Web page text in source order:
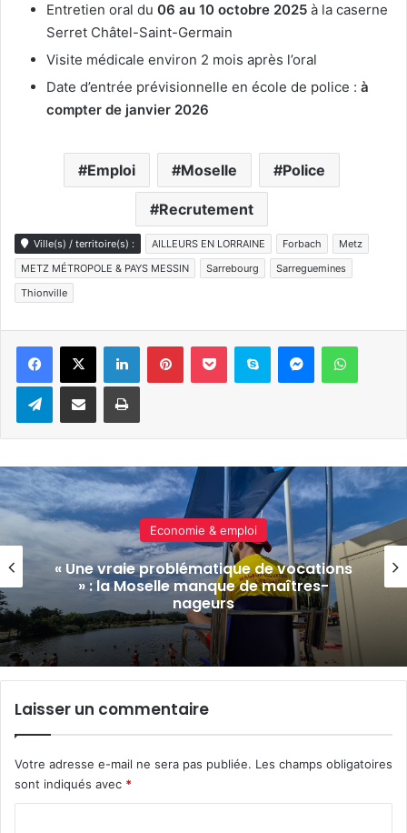
Entretien oral du 06 au 10 octobre 2025 à la caserne
Serret Châtel-Saint-Germain
Visite médicale environ 2 mois après l’oral
Date d’entrée prévisionnelle en école de police : à
compter de janvier 2026
Emploi Moselle Police
Recrutement
Ville(s) / territoire(s) : AILLEURS EN LORRAINE Forbach
Metz
METZ MÉTROPOLE & PAYS MESSIN
Sarrebourg
Sarreguemines
Thionville
LinkedinPinterestPocket Skype Messenger
TelegramPartager par e-mail Imprimer
Actualité locale & société
La Moselle passe en vigilance jaune pour
risques d’orages
Laisser un commentaire
Votre adresse e-mail ne sera pas publiée. Les champs obligatoires
sont indiqués avec *